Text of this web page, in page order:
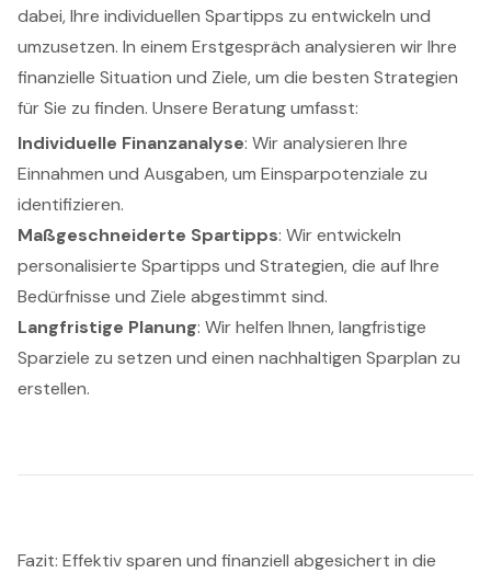
dabei, Ihre individuellen Spartipps zu entwickeln und
umzusetzen. In einem Erstgespräch analysieren wir Ihre
finanzielle Situation und Ziele, um die besten Strategien
für Sie zu finden. Unsere Beratung umfasst:
Individuelle Finanzanalyse: Wir analysieren Ihre
Einnahmen und Ausgaben, um Einsparpotenziale zu
identifizieren.
Maßgeschneiderte Spartipps: Wir entwickeln
personalisierte Spartipps und Strategien, die auf Ihre
Bedürfnisse und Ziele abgestimmt sind.
Langfristige Planung: Wir helfen Ihnen, langfristige
Sparziele zu setzen und einen nachhaltigen Sparplan zu
erstellen.
Fazit: Effektiv sparen und finanziell abgesichert in die